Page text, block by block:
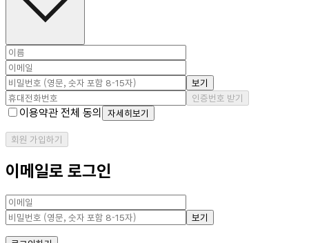
보기
인증번호 받기
이용약관 전체 동의 자세히보기
회원 가입하기
이메일로 로그인
보기